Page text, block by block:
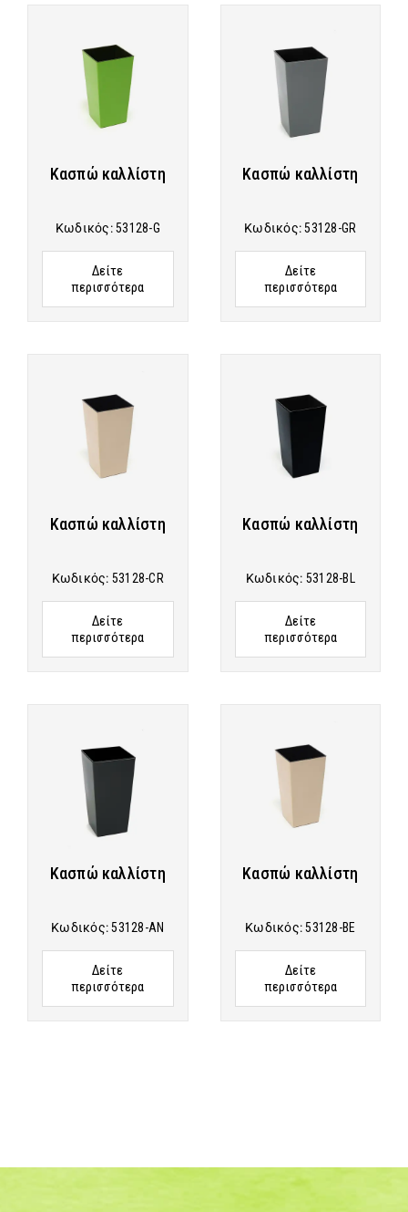
Κασπώ καλλίστη
Κωδικός:53128-G
Δείτε
περισσότερα
Κασπώ καλλίστη
Κωδικός:53128-GR
Δείτε
περισσότερα
Κασπώ καλλίστη
Κωδικός: 53128-CR
Δείτε
περισσότερα
Κασπώ καλλίστη
Κωδικός: 53128-BL
Δείτε
περισσότερα
Κασπώ καλλίστη
Κωδικός:53128-AN
Δείτε
περισσότερα
Κασπώ καλλίστη
Κωδικός:53128-BE
Δείτε
περισσότερα